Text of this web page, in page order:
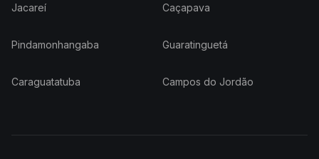
Jacareí Caçapava
Pindamonhangaba Guaratinguetá
Caraguatatuba Campos do Jordão